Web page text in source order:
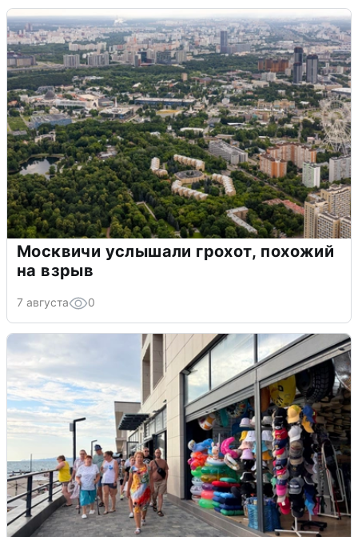
Москвичи услышали грохот, похожий
на взрыв
7 августа 0